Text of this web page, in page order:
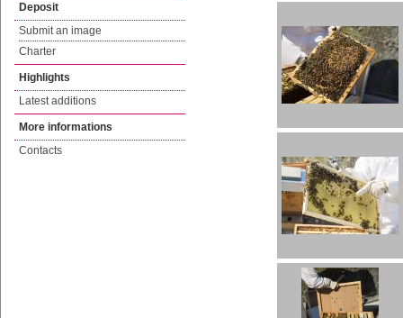
Deposit
Submit an image
Charter
Highlights
Latest additions
More informations
Contacts